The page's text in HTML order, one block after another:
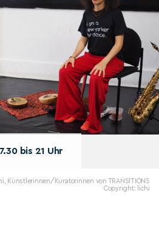
bis 21 Uhr
Künstlerinnen/Kuratorinnen von TRANSITIONS
Copyright: lichi